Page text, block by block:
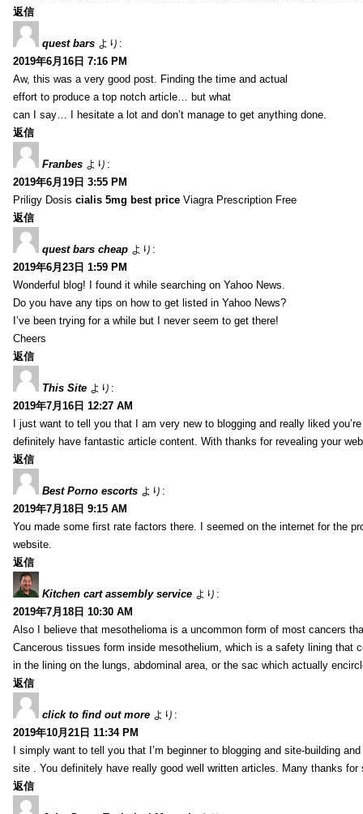
返信
quest bars より:
2019年6月16日 7:16 PM
Aw, this was a very good post. Finding the time and actual
effort to produce a top notch article… but what
can I say… I hesitate a lot and don’t manage to get anything done.
返信
Franbes より:
2019年6月19日 3:55 PM
Priligy Dosis cialis 5mg best price Viagra Prescription Free
返信
quest bars cheap より:
2019年6月23日 1:59 PM
Wonderful blog! I found it while searching on Yahoo News.
Do you have any tips on how to get listed in Yahoo News?
I’ve been trying for a while but I never seem to get there!
Cheers
返信
This Site より:
2019年7月16日 12:27 AM
I just want to tell you that I am very new to blogging and really liked
definitely have fantastic article content. With thanks for revealing your
返信
Best Porno escorts より:
2019年7月18日 9:15 AM
You made some first rate factors there. I seemed on the internet for the
website.
返信
Kitchen cart assembly service より:
2019年7月18日 10:30 AM
Also I believe that mesothelioma is a uncommon form of most cancers
Cancerous tissues form inside mesothelium, which is a safety lining that
in the lining on the lungs, abdominal area, or the sac which actually
返信
click to find out more より:
2019年10月21日 11:34 PM
I simply want to tell you that I’m beginner to blogging and site-building
site . You definitely have really good well written articles. Many thanks for
返信